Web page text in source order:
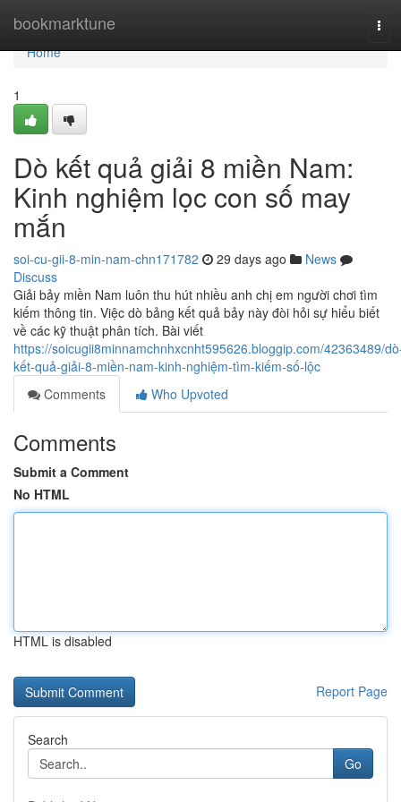
bookmarktune
Home
Home
1
Dò kết quả giải 8 miền Nam:
Kinh nghiệm lọc con số may
mắn
soi-cu-gii-8-min-nam-chn171782 29 days ago
News
Discuss
Giải bảy miền Nam luôn thu hút nhiều anh chị em người chơi tìm
kiếm thông tin. Việc dò bảng kết quả bảy này đòi hỏi sự hiểu biết
về các kỹ thuật phân tích. Bài viết
https://soicugii8minnamchnhxcnht595626.bloggip.com/42363489/
kết-quả-giải-8-miền-nam-kinh-nghiệm-tìm-kiếm-số-lộc
Comments
Who Upvoted
Comments
Submit a Comment
No HTML
HTML is disabled
Report Page
Search
Go